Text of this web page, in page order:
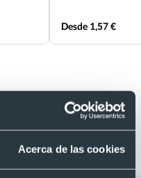
Acerca de las cookies
Desde 1,57 €
con Bolsa
impermeable